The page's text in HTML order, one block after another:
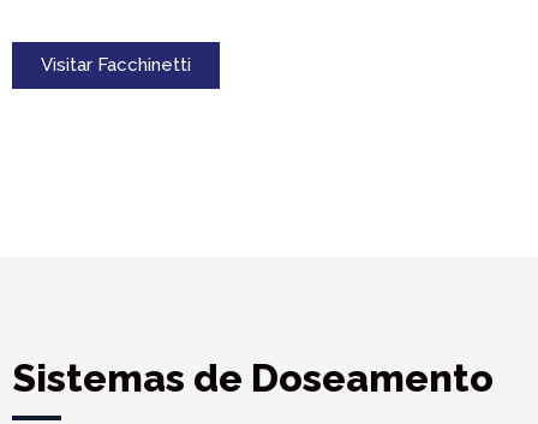
Visitar Facchinetti
Sistemas de Doseamento